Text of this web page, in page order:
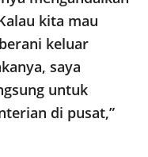
kita mau
keluar
saya
untuk
di pusat,”